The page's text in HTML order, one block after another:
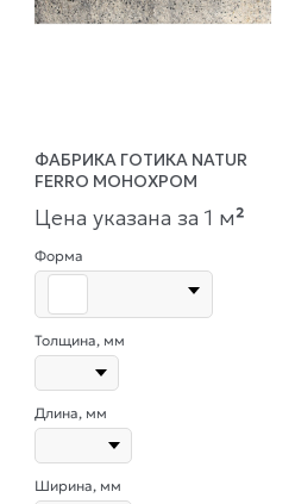
ФАБРИКА ГОТИКА NATUR
FERRO МОНОХРОМ
Цена указана за 1 м²
Форма
Толщина, мм
Длина, мм
Ширина, мм